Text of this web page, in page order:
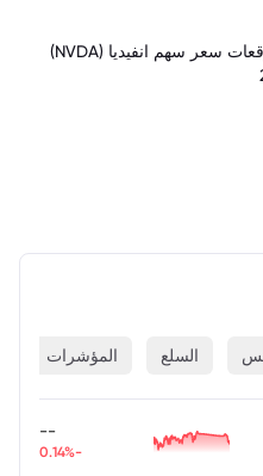
السلع المؤشرات
--
-0.14%
تحليل وتوقعات سعر سهم انفيديا (NVDA)